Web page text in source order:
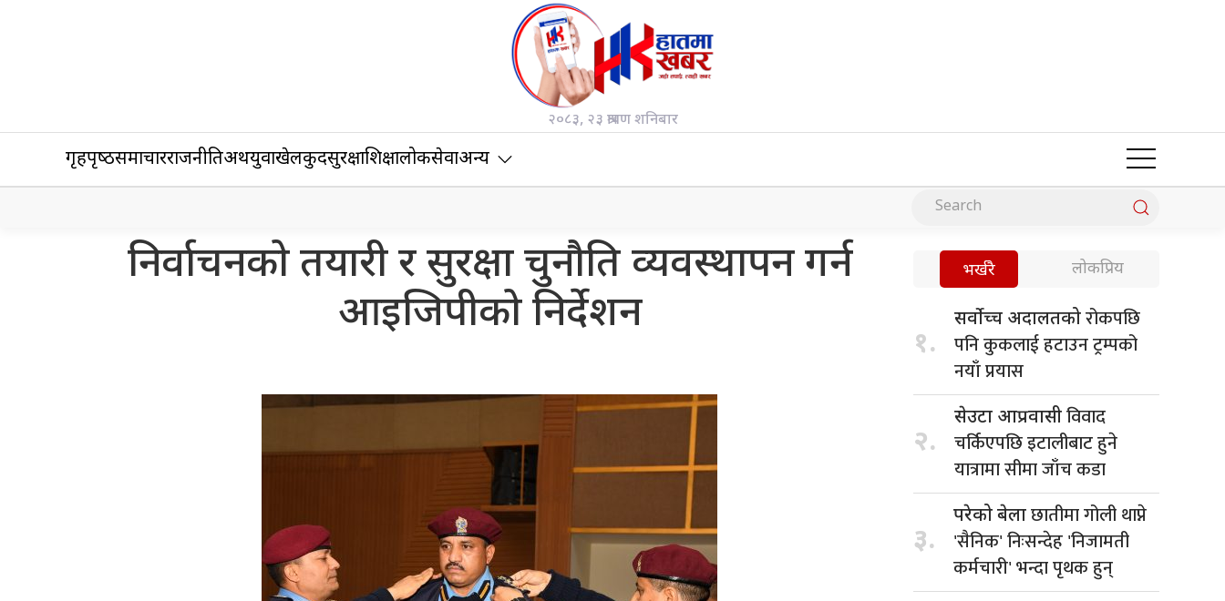
२०८३, २३ श्रावण शनिबार
गृहपृष्‍ठसमाचारराजनीतिअर्थयुवाखेलकुदसुरक्षाशिक्षालोकसेवाअन्य
निर्वाचनको तयारी र सुरक्षा चुनौति व्यवस्थापन गर्न
आइजिपीको निर्देशन
भर्खरै लोकप्रिय
१.
सर्वोच्च अदालतकोरोकपछि
पनि कुकलाई हटाउन ट्रम्पको
नयाँ प्रयास
२.
सेउटा आप्रवासीविवाद
चर्किएपछि इटालीबाट हुने
यात्रामा सीमा जाँच कडा
३.
परेको बेलाछातीमा गोली थाप्ने
'सैनिक' निःसन्देह 'निजामती
कर्मचारी' भन्दा पृथक हुन्